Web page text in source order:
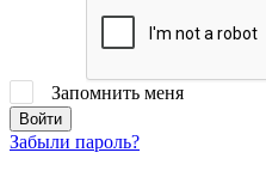
Запомнить меня
Забыли пароль?